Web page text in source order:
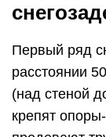
Первый ряд
расстоянии
(над стеной
крепят